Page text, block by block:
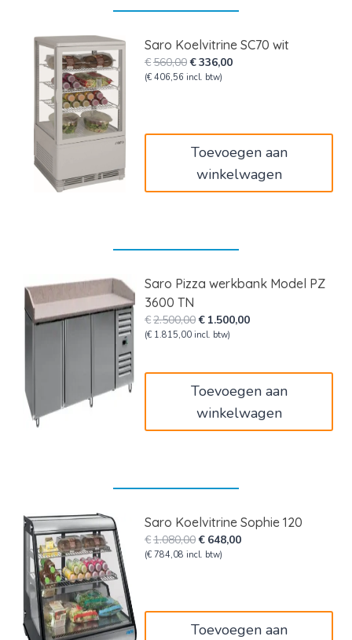
Saro Koelvitrine SC70 wit
€560,00Oorspronkelijke
prijs
€336,00Huidige
(€ 406,56 incl. btw)
Toevoegen aan
winkelwagen
Saro Pizza werkbank Model PZ
3600 TN
€2.500,00Oorspronkelijke
prijs
€2.500,00.
€ 1.500,00Huidige
€1.500,00.
(€ 1.815,00 incl. btw)
Toevoegen aan
winkelwagen
Saro Koelvitrine Sophie 120
€1.080,00Oorspronkelijke
prijs
€ 648,00Huidige
(€ 784,08 incl. btw)
Toevoegen aan